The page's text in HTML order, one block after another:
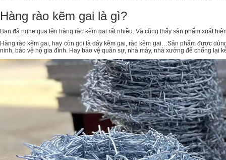
Hàng rào kẽm gai là gì?
Bạn đã nghe qua tên hàng rào kẽm gai rất nhiều. Và cũng thấy sản phẩm xuất
Hàng rào kẽm gai, hay còn gọi là dây kẽm gai, rào kẽm gai…Sản phẩm được
ninh, bảo vệ hộ gia đình. Hay bảo vệ quân sự, nhà máy, nhà xưởng để chống lại